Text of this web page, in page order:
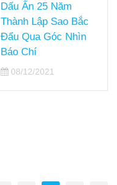
Dấu Ấn 25 Năm
Thành Lập Sao Bắc
Đẩu Qua Góc Nhìn
Báo Chí
08/12/2021